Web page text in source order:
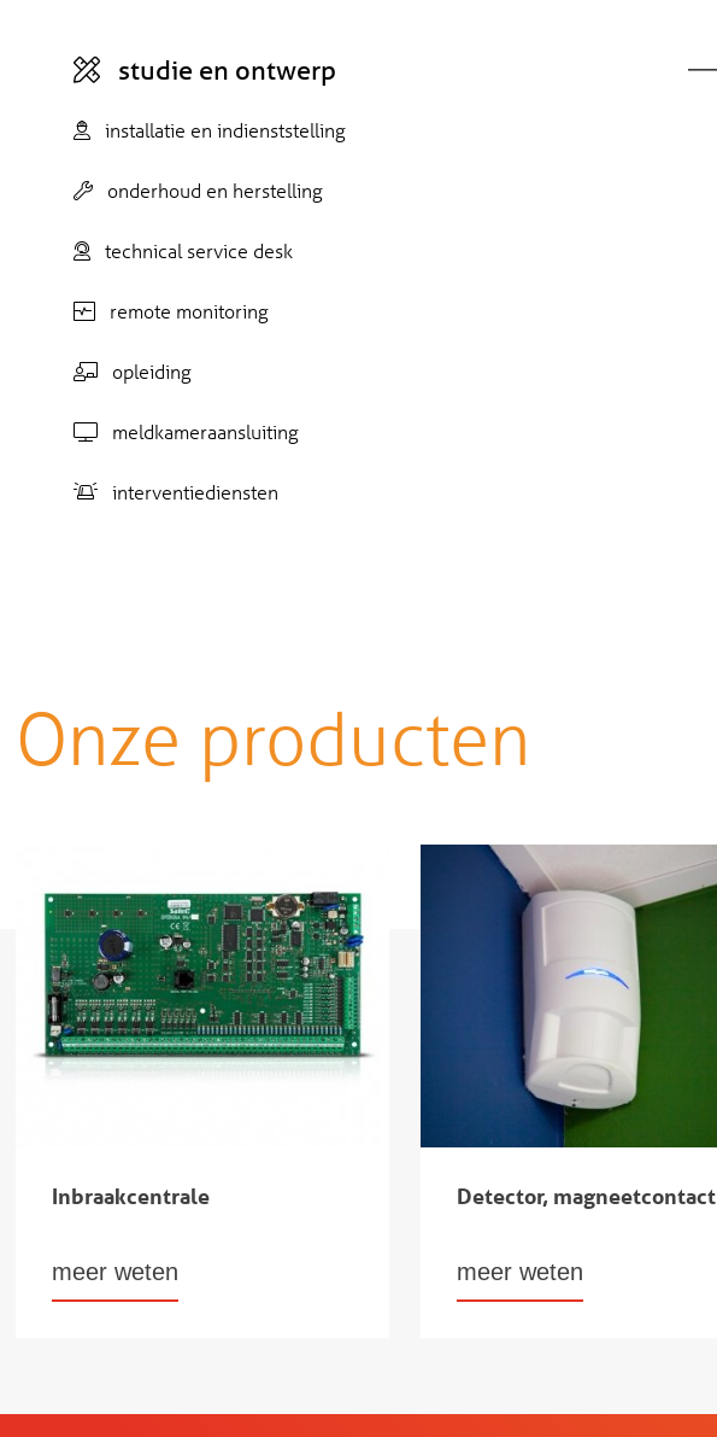
studie en ontwerp
installatie en indienststelling
onderhoud en herstelling
technical service desk
remote monitoring
opleiding
meldkameraansluiting
interventiediensten
Onze producten
Inbraakcentrale
meer weten
Detector, magneetcontact
meer weten